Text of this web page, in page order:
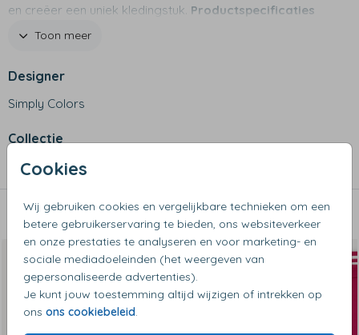
Cookies
Wij gebruiken cookies en vergelijkbare technieken om een
betere gebruikerservaring te bieden, ons websiteverkeer
en onze prestaties te analyseren en voor marketing- en
sociale mediadoeleinden (het weergeven van
gepersonaliseerde advertenties).
Je kunt jouw toestemming altijd wijzigen of intrekken op
ons ons cookiebeleid.
en creëer een uniek kledingstuk. Productspecificaties
- Materiaal: 70% katoen, 30% polyester
- Niet geschikt voor de wasdroger
- Met zakken en drukknopen
- Met contrasterende witte mouwen
Toon meer
Designer
Simply Colors
Collectie
Baseball vesten
Dit vind je misschien ook leuk